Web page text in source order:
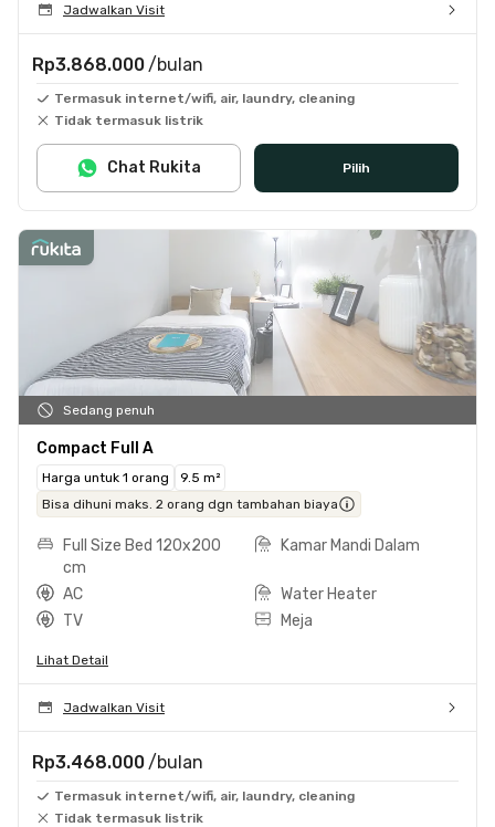
Jadwalkan Visit
Rp3.868.000 /bulan
Termasuk internet/wifi, air, laundry, cleaning
Tidak termasuk listrik
Pilih
Chat Rukita
Sedang penuh
Compact Full A
Harga untuk 1 orang
9.5 m²
Bisa dihuni maks. 2 orang dgn tambahan biaya
Full Size Bed 120x200
cm
Kamar Mandi Dalam
AC
Water Heater
TV
Meja
Lihat Detail
Jadwalkan Visit
Rp3.468.000 /bulan
Termasuk internet/wifi, air, laundry, cleaning
Tidak termasuk listrik